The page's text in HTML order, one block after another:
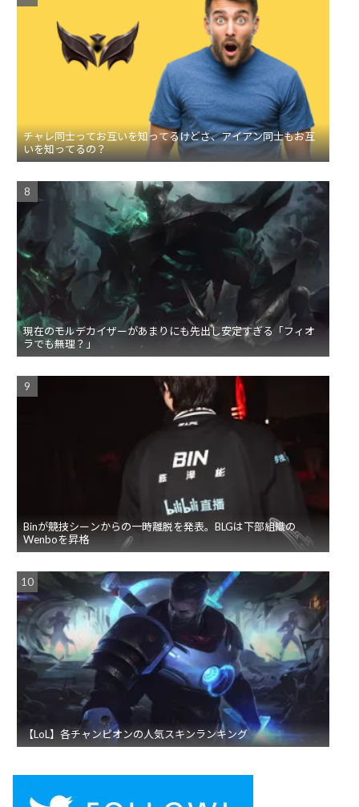
チャレ同士ってお互いを知ってるけどさ、アイアン同士もお互
いを知ってるの？
現在のモルデカイザーがあまりにも先出し安定すぎる「フィオ
ラでも無理？」
Binが競技シーンからの一時離脱を発表。BLGは下部組織の
Wenboを昇格
【LoL】各チャンピオンの人気スキンランキング